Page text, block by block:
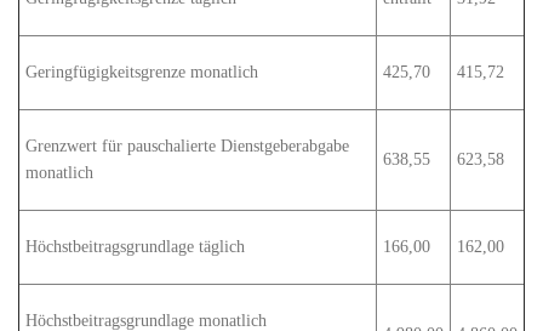
Geringfügigkeitsgrenze monatlich 425,70 415,72
Grenzwert für pauschalierte Dienstgeberabgabe
monatlich
638,55 623,58
Höchstbeitragsgrundlage täglich 166,00 162,00
Höchstbeitragsgrundlage monatlich